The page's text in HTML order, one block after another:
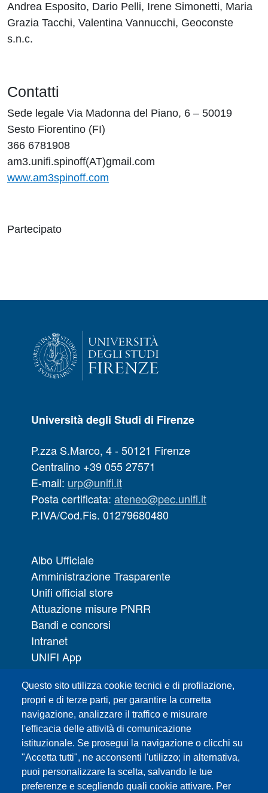
Andrea Esposito, Dario Pelli, Irene Simonetti, Maria
Grazia Tacchi, Valentina Vannucchi, Geoconste
s.n.c.
Contatti
Sede legale Via Madonna del Piano, 6 – 50019
Sesto Fiorentino (FI)
366 6781908
am3.unifi.spinoff(AT)gmail.com
www.am3spinoff.com
Partecipato
Questo sito utilizza cookie tecnici e di profilazione,
propri e di terze parti, per garantire la corretta
navigazione, analizzare il traffico e misurare
l'efficacia delle attività di comunicazione
istituzionale. Se prosegui la navigazione o clicchi su
"Accetta tutti", ne acconsenti l'utilizzo; in alternativa,
puoi personalizzare la scelta, salvando le tue
preferenze e scegliendo quali cookie attivare. Per
Università degli Studi di Firenze
P.zza S.Marco, 4 - 50121 Firenze
Centralino +39 055 27571
E-mail: urp@unifi.it
Posta certificata: ateneo@pec.unifi.it
P.IVA/Cod.Fis. 01279680480
Albo Ufficiale
Amministrazione Trasparente
Unifi official store
Attuazione misure PNRR
Bandi e concorsi
Intranet
UNIFI App
URP | Ufficio Relazioni con il Pubblico
Sedi
Mappa del sito
Webmaster e redazione web
Elenco dei siti tematici
Accessibilità